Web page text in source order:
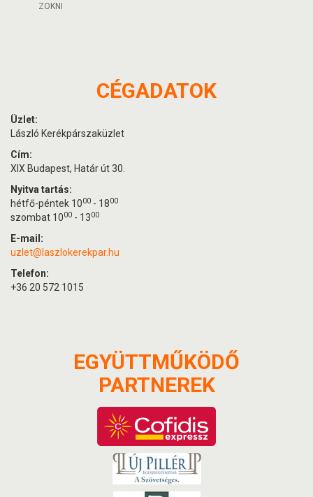
ZOKNI
CÉGADATOK
Üzlet:
László Kerékpárszaküzlet
Cím:
XIX Budapest, Határ út 30.
Nyitva tartás:
hétfő-péntek 1000 - 1800
szombat 1000 - 1300
E-mail:
uzlet@laszlokerekpar.hu
Telefon:
+36 20 572 1015
EGYÜTTMŰKÖDŐ
PARTNEREK